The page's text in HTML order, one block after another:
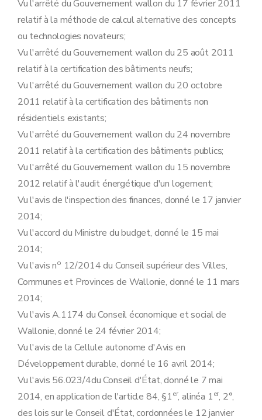
Art. 45
Art. 46
Chapitre II Obligations de disposer d'un certificat PEB
Section 1re
Certificat PEB provisoire
Art. 47
Section 2 Publicité en vue de la vente ou de la location
Art. 49
Section 3 Affichage des certificats
Art. 51
Art. 52
Section 4
Disposition particulière et exceptions à l'obligation de disposer d'un certificat PEB
Art. 53
Chapitre III Statuts et missions des certificateurs PEB
Art. 54
Art. 55
Titre V Agréments
Sous-section 1re
Formation des responsables PEB
Art. 57
Section 2
Conditions relatives aux examens
Art. 58
Art. 59
Art. 60
Chapitre II Procédure d'agrément
Section 1
Procédure d'agrément nécessitant le suivi d'une formation et la réussite d'un examen
Sous-section 1re
Composition du dossier de demande
Art. 61
Art. 62
Art. 63
Sous-section 2 Instruction des demandes et décision
Art. 64
Vu l'arrêté du Gouvernement wallon du 17 février 2011
relatif à la méthode de calcul alternative des concepts
ou technologies novateurs;
Vu l'arrêté du Gouvernement wallon du 25 août 2011
relatif à la certification des bâtiments neufs;
Vu l'arrêté du Gouvernement wallon du 20 octobre
2011 relatif à la certification des bâtiments non
résidentiels existants;
Vu l'arrêté du Gouvernement wallon du 24 novembre
2011 relatif à la certification des bâtiments publics;
Vu l'arrêté du Gouvernement wallon du 15 novembre
2012 relatif à l'audit énergétique d'un logement;
Vu l'avis de l'inspection des finances, donné le 17 janvier
2014;
Vu l'accord du Ministre du budget, donné le 15 mai
2014;
Vu l'avis no 12/2014 du Conseil supérieur des Villes,
Communes et Provinces de Wallonie, donné le 11 mars
2014;
Vu l'avis A.1174 du Conseil économique et social de
Wallonie, donné le 24 février 2014;
Vu l'avis de la Cellule autonome d'Avis en
Développement durable, donné le 16 avril 2014;
Vu l'avis 56.023/4du Conseil d'État, donné le 7 mai
2014, en application de l'article 84, §1er, alinéa 1er, 2°,
des lois sur le Conseil d'État, cordonnées le 12 janvier